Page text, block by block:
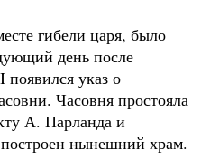
гибели царя, было
день после
указ о
Часовня простояла
А. Парланда и
нынешний храм.